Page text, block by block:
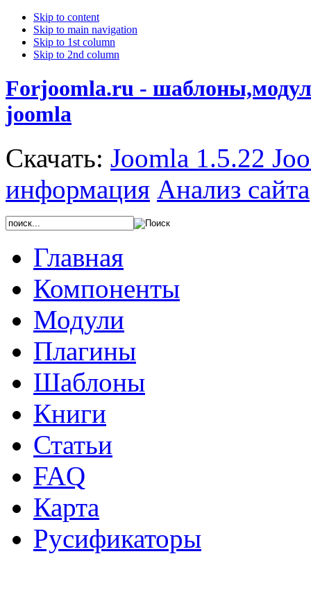
Skip to content
Skip to main navigation
Skip to 1st column
Skip to 2nd column
Forjoomla.ru -
joomla
Скачать: Joomla 1.5.22
информация Анализ сайта
Главная
Компоненты
Модули
Плагины
Шаблоны
Книги
Статьи
FAQ
Карта
Русификаторы